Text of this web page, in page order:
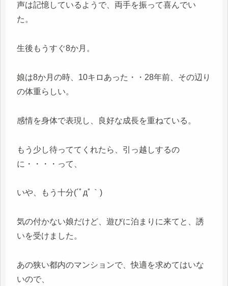
声は記憶しているようで、両手を振って喜んでい
た。
生後もうすぐ8か月。
娘は8か月の時、10キロあった・・28年前、その辺り
の体重らしい。
感情を身体で表現し、良好な成長を重ねている。
もう少し待っててくれたら、引っ越しするの
に・・・・って、
いや、もう十分(´ﾟдﾟ｀)
気の付かない娘だけど、遊びに泊まりに来てと、誘
いを受けました。
あの狭い都内のマンションで、快適を求めてはいな
いので、